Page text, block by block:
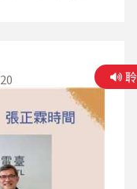
強的社會韌性，
牽動全球能源與
普指控中共介
造勢，並做為與
分析，中共雖積
但考量到弊大於
未如川普宣稱的